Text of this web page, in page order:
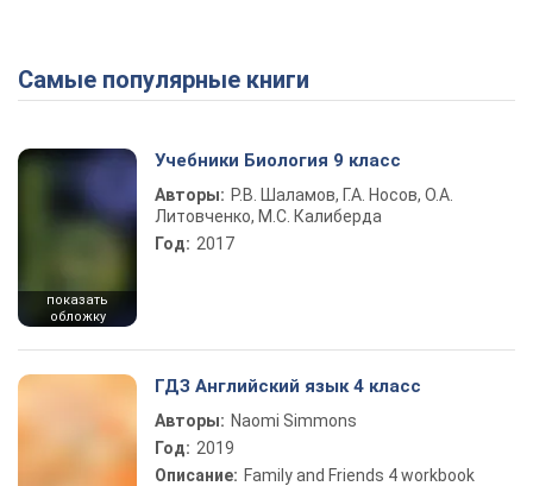
Play Video
Самые популярные книги
показать
обложку
Учебники Биология 9 класс
Авторы: Р.В. Шаламов, Г.А. Носов, О.А.
Литовченко, М.С. Калиберда
Год: 2017
ГДЗ Английский язык 4 класс
Авторы: Naomi Simmons
Год: 2019
Описание: Family and Friends 4 workbook